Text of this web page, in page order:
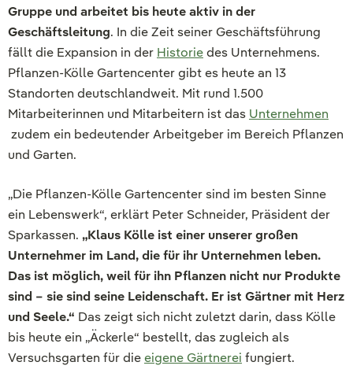
Gruppe und arbeitet bis heute aktiv in der
Geschäftsleitung. In die Zeit seiner Geschäftsführung
fällt die Expansion in der Historiedes Unternehmens.
Pflanzen-Kölle Gartencenter gibt es heute an 13
Standorten deutschlandweit. Mit rund 1.500
Mitarbeiterinnen und Mitarbeitern ist das Unternehmen
zudem ein bedeutender Arbeitgeber im Bereich Pflanzen
und Garten.
„Die Pflanzen-Kölle Gartencenter sind im besten Sinne
ein Lebenswerk“, erklärt Peter Schneider, Präsident der
Sparkassen. „Klaus Kölle ist einer unserer großen
Unternehmer im Land, die für ihr Unternehmen leben.
Das ist möglich, weil für ihn Pflanzen nicht nur Produkte
sind – sie sind seine Leidenschaft. Er ist Gärtner mit Herz
und Seele.“ Das zeigt sich nicht zuletzt darin, dass Kölle
bis heute ein „Äckerle“ bestellt, das zugleich als
Versuchsgarten für dieeigene Gärtnerei fungiert.